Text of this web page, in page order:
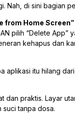
Nah, di sini bagian
from Home Screen”
pilih “Delete App”
kehapus dan
aplikasi itu hilang
dan praktis. Layar
suci tanpa dosa.